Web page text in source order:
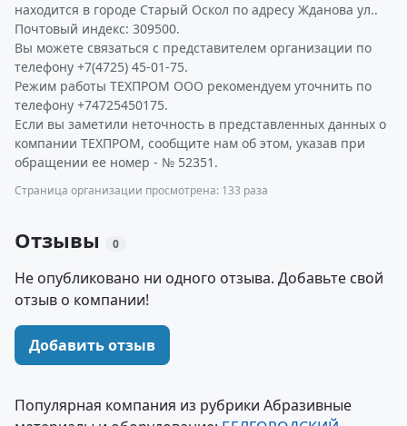
находится в городе Старый Оскол по адресу Жданова ул..
Почтовый индекс: 309500.
Вы можете связаться с представителем организации по
телефону +7(4725) 45-01-75.
Режим работы ТЕХПРОМ ООО рекомендуем уточнить по
телефону +74725450175.
Если вы заметили неточность в представленных данных о
компании ТЕХПРОМ, сообщите нам об этом, указав при
обращении ее номер - № 52351.
Страница организации просмотрена: 133 раза
Отзывы 0
Не опубликовано ни одного отзыва. Добавьте свой
отзыв о компании!
Добавить отзыв
Популярная компания из рубрики Абразивные